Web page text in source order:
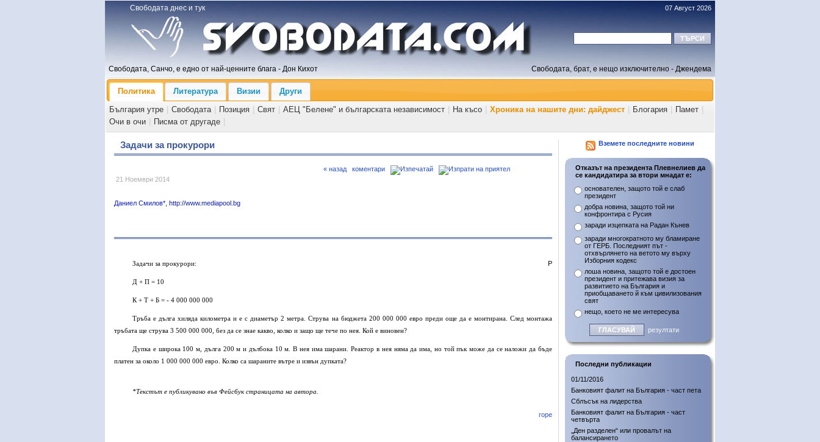
Свободата днес и тук 07 Август 2026
Свободата, Санчо, е едно от най-ценните блага - Дон Кихот Свободата, брат, е нещо изключително - Джендема
Политика Литература Визии
Други
България утре
Свободата Позиция Свят АЕЦ "Белене" и българската независимост На късо Хроника на нашите дни: дайджест Блогария Памет
Очи в очи
Писма от другаде
Задачи за прокурори
21 Ноември 2014
« назад коментари
Даниел Смилов*, http://www.mediapool.bg
Р
Задачи за прокурори:
Д + П = 10
К + Т + Б = - 4 000 000 000
Тръба е дълга хиляда километра и е с диаметър 2 метра. Струва на бюджета 200 000 000 евро преди още да е монтирана. След монтажа
тръбата ще струва 3 500 000 000, без да се знае какво, колко и защо ще тече по нея. Кой е виновен?
Дупка е широка 100 м, дълга 200 м и дълбока 10 м. В нея има шарани. Реактор в нея няма да има, но той пък може да се наложи да бъде
платен за около 1 000 000 000 евро. Колко са шараните вътре и извън дупката?
*Текстът е публикувано във Фейсбук страницата на автора.
горе
Вземете последните новини
Отказът на президента Плевнелиев да
се кандидатира за втори мнадат е:
основателен, защото той е слаб
президент
добра новина, защото той ни
конфронтира с Русия
заради изцепката на Радан Кънев
заради многократното му бламиране
от ГЕРБ. Последният път -
отхвърлянето на ветото му върху
Изборния кодекс
лоша новина, защото той е достоен
президент и притежава визия за
развитието на България и
приобщаването й към цивилизования
свят
нещо, което не ме интересува
резултати
Последни публикации
01/11/2016
Банковият фалит на България - част пета
Сблъсък на лидерства
Банковият фалит на България - част
четвърта
„Ден разделен“ или провалът на
балансирането